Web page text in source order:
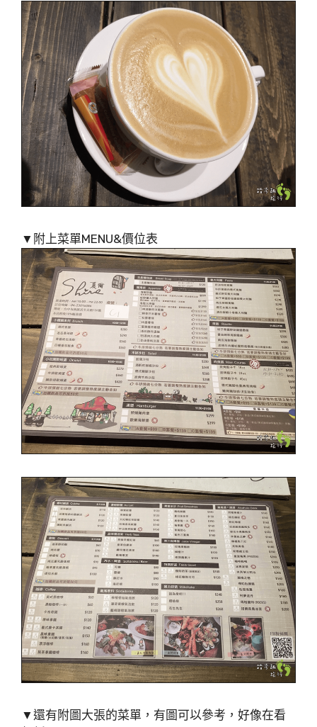
▼附上菜單MENU&價位表
▼還有附圖大張的菜單，有圖可以參考，好像在看